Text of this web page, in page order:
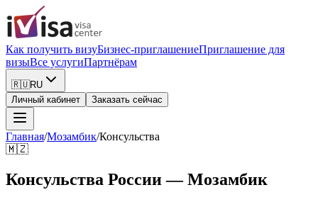
Как получить визуБизнес-приглашениеПриглашение для
визыВсе услугиПартнёрам
🇷🇺RU
Личный кабинет
Заказать сейчас
Главная/Мозамбик/Консульства
🇲🇿
Консульства России — Мозамбик